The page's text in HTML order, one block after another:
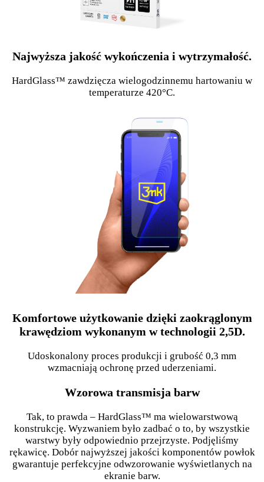
Najwyższa jakość wykończenia i wytrzymałość.
HardGlass™ zawdzięcza wielogodzinnemu hartowaniu w
temperaturze 420°C.
Komfortowe użytkowanie dzięki zaokrąglonym
krawędziom wykonanym w technologii 2,5D.
Udoskonalony proces produkcji i grubość 0,3 mm
wzmacniają ochronę przed uderzeniami.
Wzorowa transmisja barw
Tak, to prawda – HardGlass™ ma wielowarstwową
konstrukcję. Wyzwaniem było zadbać o to, by wszystkie
warstwy były odpowiednio przejrzyste. Podjęliśmy
rękawicę. Dobór najwyższej jakości komponentów powłok
gwarantuje perfekcyjne odwzorowanie wyświetlanych na
ekranie barw.